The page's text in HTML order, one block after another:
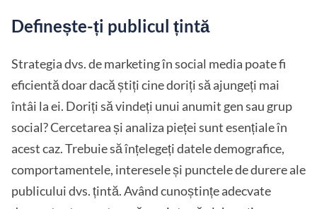
Definește-ți publicul țintă
Strategia dvs. de marketing în social media poate fi
eficientă doar dacă știți cine doriți să ajungeți mai
întâi la ei. Doriți să vindeți unui anumit gen sau grup
social? Cercetarea și analiza pieței sunt esențiale în
acest caz. Trebuie să înțelegeți datele demografice,
comportamentele, interesele și punctele de durere ale
publicului dvs. țintă. Având cunoștințe adecvate